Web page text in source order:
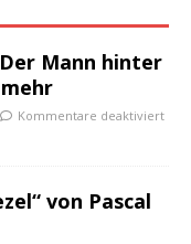
Mann hinter
Kommentare deaktiviert
von Pascal